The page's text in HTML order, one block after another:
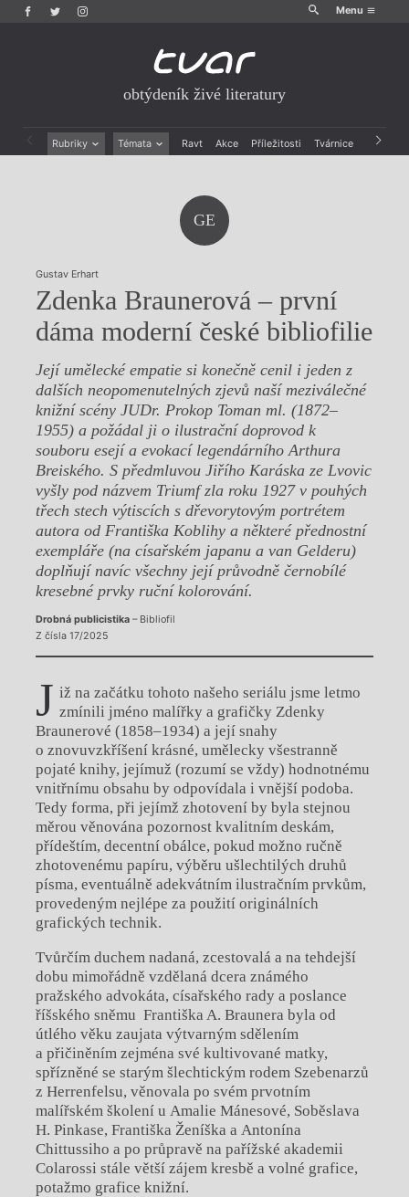
Menu
obtýdeník živé literatury
Rubriky Témata Ravt Akce Příležitosti Tvárnice Archiv
GE
Gustav Erhart
Zdenka Braunerová – první
dáma moderní české bibliofilie
Její umělecké empatie si konečně cenil i jeden z
dalších neopomenutelných zjevů naší meziválečné
knižní scény JUDr. Prokop Toman ml. (1872–
1955) a požádal ji o ilustrační doprovod k
souboru esejí a evokací legendárního Arthura
Breiského. S předmluvou Jiřího Karáska ze Lvovic
vyšly pod názvem Triumf zla roku 1927 v pouhých
třech stech výtiscích s dřevorytovým portrétem
autora od Františka Koblihy a některé přednostní
exempláře (na císařském japanu a van Gelderu)
doplňují navíc všechny její průvodně černobílé
kresebné prvky ruční kolorování.
Drobná publicistika– Bibliofil
Z čísla 17/2025
J iž na začátku tohoto našeho seriálu jsme letmo
zmínili jméno malířky a grafičky Zdenky
Braunerové (1858–1934) a její snahy
o znovuvzkříšení krásné, umělecky všestranně
pojaté knihy, jejímuž (rozumí se vždy) hodnotnému
vnitřnímu obsahu by odpovídala i vnější podoba.
Tedy forma, při jejímž zhotovení by byla stejnou
měrou věnována pozornost kvalitním deskám,
přídeštím, decentní obálce, pokud možno ručně
zhotovenému papíru, výběru ušlechtilých druhů
písma, eventuálně adekvátním ilustračním prvkům,
provedeným nejlépe za použití originálních
grafických technik.
Tvůrčím duchem nadaná, zcestovalá a na tehdejší
dobu mimořádně vzdělaná dcera známého
pražského advokáta, císařského rady a poslance
říšského sněmu Františka A. Braunera byla od
útlého věku zaujata výtvarným sdělením
a přičiněním zejména své kultivované matky,
spřízněné se starým šlechtickým rodem Szebenarzů
z Herrenfelsu, věnovala po svém prvotním
malířském školení u Amalie Mánesové, Soběslava
H. Pinkase, Františka Ženíška a Antonína
Chittussiho a po průpravě na pařížské akademii
Colarossi stále větší zájem kresbě a volné grafice,
potažmo grafice knižní.